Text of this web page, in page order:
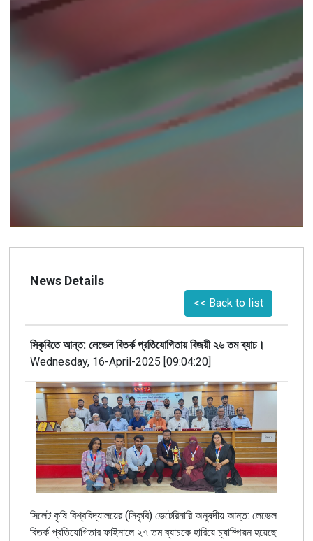
News Details
<< Back to list
সিকৃবিতে আন্ত: লেভেল বিতর্ক প্রতিযোগিতায় বিজয়ী ২৬ তম ব্যাচ।
Wednesday, 16-April-2025 [09:04:20]
সিলেট কৃষি বিশ্ববিদ্যালয়ের (সিকৃবি) ভেটেরিনারি অনুষদীয় আন্ত: লেভেল
বিতর্ক প্রতিযোগিতার ফাইনালে ২৭ তম ব্যাচকে হারিয়ে চ্যাম্পিয়ন হয়েছে